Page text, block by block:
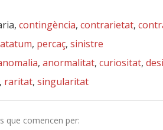
contingència, contrarietat,
, percaç, sinistre
, anormalitat, curiositat,
, raritat, singularitat
que comencen per: